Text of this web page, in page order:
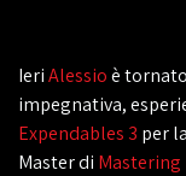
IeriAlessioè
impegnativa,
Expendables 3 per
Master di Mastering